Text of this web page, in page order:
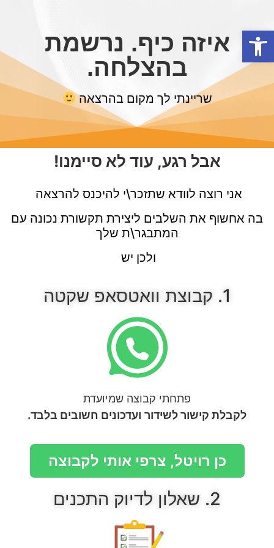
פתח סרגל נגישותאיזה כיף. נרשמת
בהצלחה.
שריינתי לך מקום בהרצאה
אבל רגע, עוד לא סיימנו!
אני רוצה לוודא שתזכר\י להיכנס להרצאה
בה אחשוף את השלבים ליצירת תקשורת נכונה עם
המתבגר\ת שלך
ולכן יש
1. קבוצת וואטסאפ שקטה
פתחתי קבוצה שמיועדת
לקבלת קישור לשידור ועדכונים חשובים בלבד.
כן רויטל, צרפי אותי לקבוצה
2. שאלון לדיוק התכנים